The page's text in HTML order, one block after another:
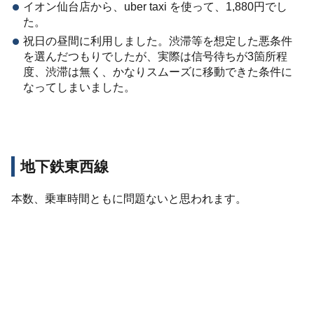
イオン仙台店から、uber taxi を使って、1,880円でし
た。
祝日の昼間に利用しました。渋滞等を想定した悪条件
を選んだつもりでしたが、実際は信号待ちが3箇所程
度、渋滞は無く、かなりスムーズに移動できた条件に
なってしまいました。
地下鉄東西線
本数、乗車時間ともに問題ないと思われます。